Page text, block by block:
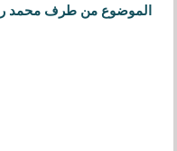
الموضوع من طرف محمد